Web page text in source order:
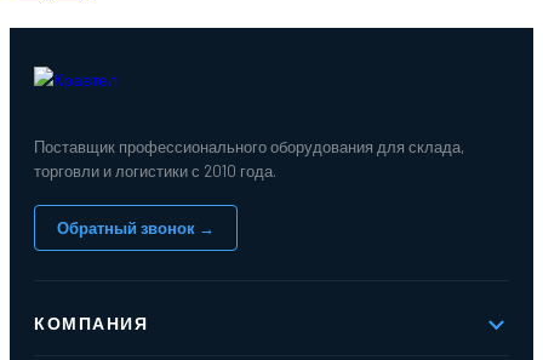
Поставщик профессионального оборудования для склада,
торговли и логистики с 2010 года.
Обратный звонок →
КОМПАНИЯ